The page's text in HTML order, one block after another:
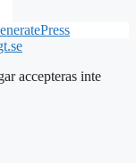
accepteras inte